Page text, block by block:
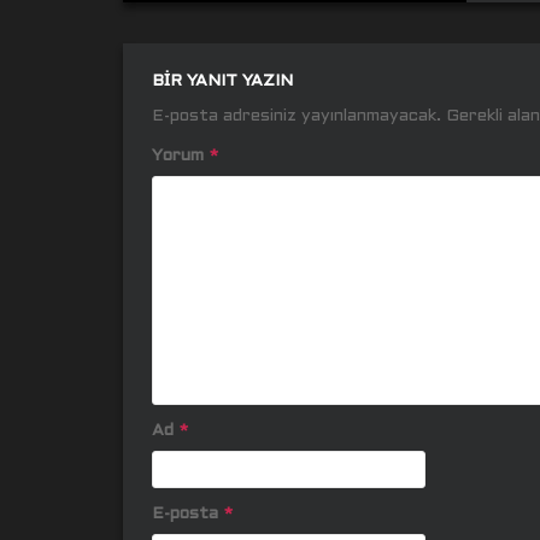
BIR YANIT YAZIN
E-posta adresiniz yayınlanmayacak. Gerekli
Yorum *
Ad *
E-posta *